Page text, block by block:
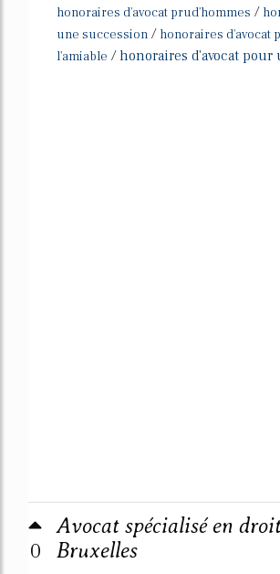
honoraires d'avocat prud'hommes /
une succession / honoraires d'avocat
l'amiable /honoraires d'avocat pour
0
Avocat spécialisé en
Bruxelles